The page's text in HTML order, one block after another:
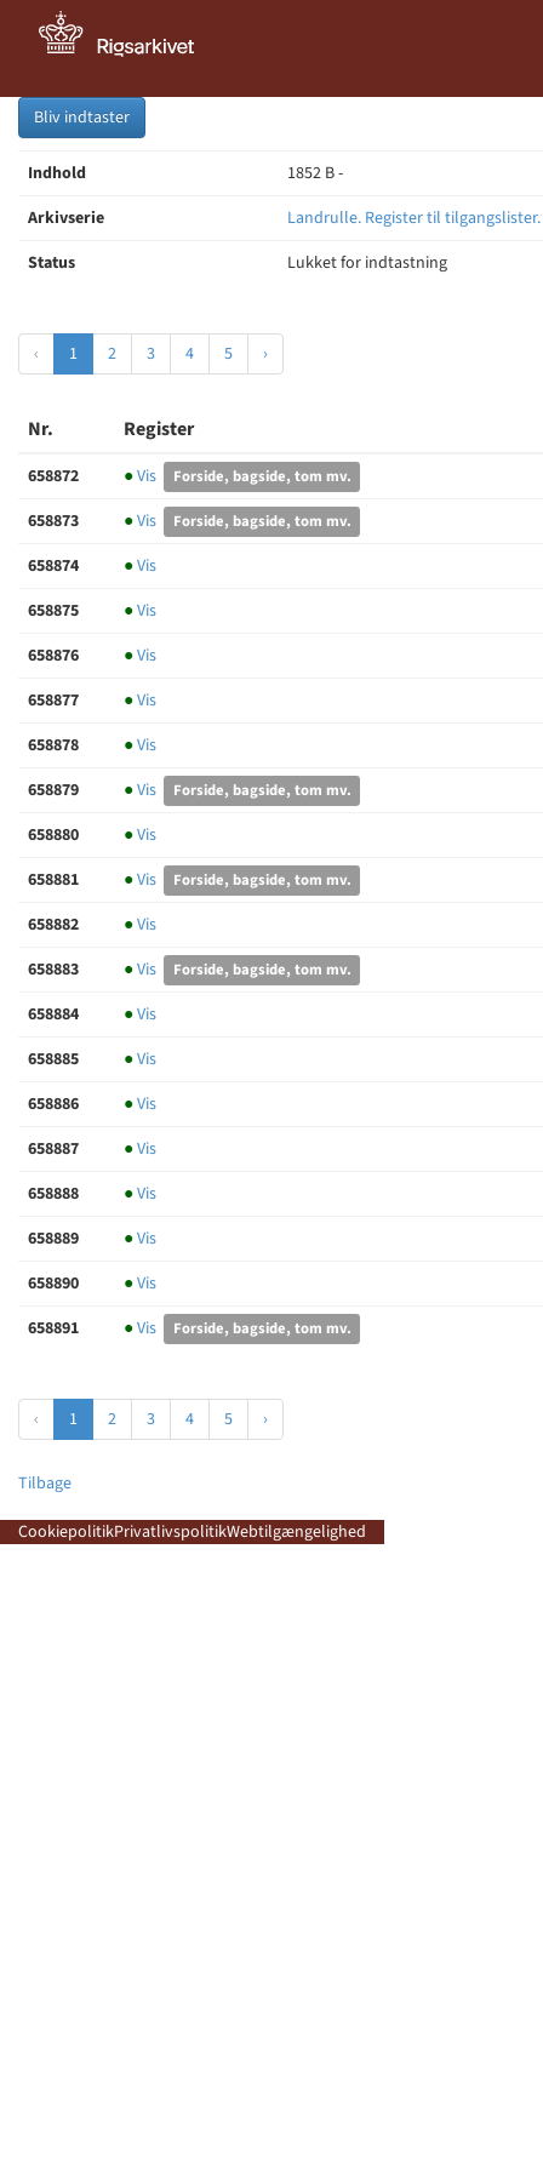
Bliv indtaster
Indhold
1852 B -
Arkivserie
Landrulle. Register til
Status
Lukket for indtastning
‹ 1 2 3 4 5 ›
Nr. Register
658872 ●Vis Forside, bagside, tom mv.
658873 ●Vis Forside, bagside, tom mv.
658874 ●Vis
658875
●Vis
658876
●Vis
658877
●Vis
658878
●Vis
658879
●Vis Forside, bagside, tom mv.
658880 ●Vis
658881
●Vis Forside, bagside, tom mv.
658882 ●Vis
658883
●Vis Forside, bagside, tom mv.
658884 ●Vis
658885
●Vis
658886
●Vis
658887
●Vis
658888
●Vis
658889
●Vis
658890
●Vis
658891
●Vis Forside, bagside, tom mv.
‹ 1 2 3 4 5 ›
Tilbage
CookiepolitikPrivatlivspolitikWebtilgængelighed